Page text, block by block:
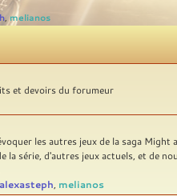
, melianos
et devoirs du forumeur
les autres jeux de la saga Might
la série, d'autres jeux actuels, et de
alexasteph melianos